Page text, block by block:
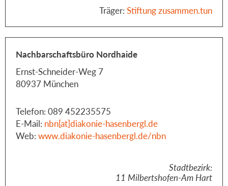
Träger: Stiftung zusammen.tun
Nachbarschaftsbüro Nordhaide
Ernst-Schneider-Weg 7
80937 München
Telefon: 089 452235575
E-Mail: nbn[at]diakonie-hasenbergl.de
Web: www.diakonie-hasenbergl.de/nbn
Stadtbezirk:
11 Milbertshofen-Am Hart